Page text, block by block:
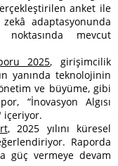
anket ile
adaptasyonunda
mevcut
2025, girişimcilik
yanında teknolojinin
ve büyüme, gibi
“İnovasyon Algısı
içeriyor.
, 2025 yılını küresel
Raporda
güç vermeye devam